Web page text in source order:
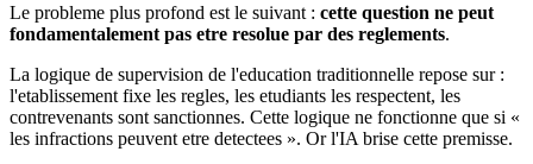
Le probleme plus profond est le suivant : cette question ne peut
fondamentalement pas etre resolue par des reglements.
La logique de supervision de l'education traditionnelle repose sur :
l'etablissement fixe les regles, les etudiants les respectent, les
contrevenants sont sanctionnes. Cette logique ne fonctionne que si «
les infractions peuvent etre detectees ». Or l'IA brise cette premisse.